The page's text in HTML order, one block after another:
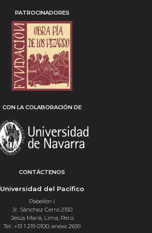
PATROCINADORES
CON LA COLABORACIÓN DE
CONTÁCTENOS
Universidad del Pacífico
Pabellón I
Jr. Sánchez Cerro 2150
Jesús María, Lima, Perú
Tel.: +51 1 219 0100, anexo 2659